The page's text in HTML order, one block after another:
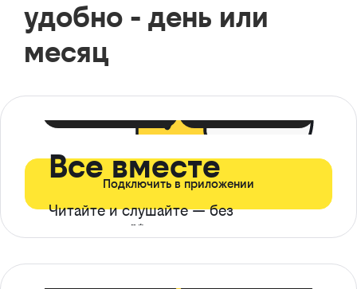
удобно - день или
месяц
Все вместе
Читайте и слушайте — без
ограничений*
Подключить в приложении